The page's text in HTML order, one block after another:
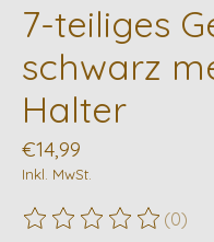
7-teiliges
schwarz
Halter
€14,99
Inkl. MwSt.
Die Bewertung dieses
(0)